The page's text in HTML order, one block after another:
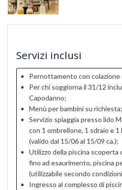
Servizi inclusi
Pernottamento con
Per chi soggiorna il 31/12
Capodanno;
Menù per bambini su richiesta;
Servizio spiaggia presso lido
con 1 ombrellone, 1 sdraio e
(valido dal 15/06 al 15/09 ca.);
Utilizzo della piscina
fino ad esaurimento, piscina
(utilizzabile secondo
Ingresso al complesso di